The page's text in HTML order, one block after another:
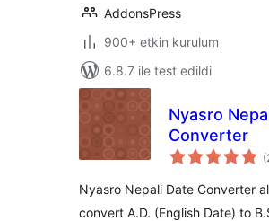
AddonsPress
900+ etkin kurulum
6.8.7 ile test edildi
Nyasro
Converter
Nyasro Nepali Date Converter
convert A.D. (English Date) to